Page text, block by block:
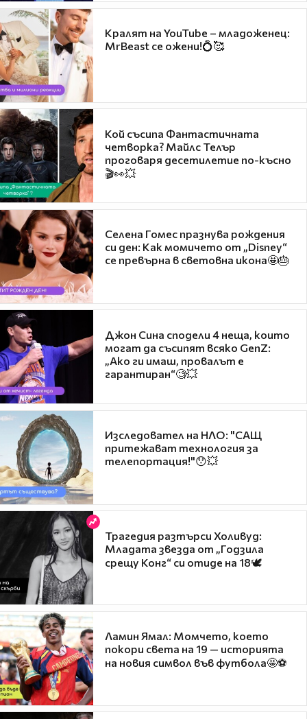
Кралят на YouTube – младоженец:
MrBeast се ожени!💍🥰
Кой съсипа Фантастичната
четворка? Майлс Телър
проговаря десетилетие по-късно
🎬👀💥
Селена Гомес празнува рождения
си ден: Как момичето от „Disney“
се превърна в световна икона🤩🎂
Джон Сина сподели 4 неща, които
могат да съсипят всяко GenZ:
„Ако ги имаш, провалът е
гарантиран“🧐💥
Изследовател на НЛО: "САЩ
притежават технология за
телепортация!"😯💥
Трагедия разтърси Холивуд:
Младата звезда от „Годзила
срещу Конг“ си отиде на 18🕊️
Ламин Ямал: Момчето, което
покори света на 19 — историята
на новия символ във футбола🤩⚽